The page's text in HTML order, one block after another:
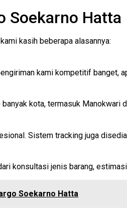
Soekarno Hatta
kasih beberapa alasannya:
kami kompetitif banget,
kota, termasuk
Sistem tracking juga
konsultasi jenis barang,
Soekarno Hatta